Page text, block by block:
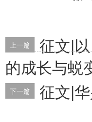
上一篇
征文|
的成长与蜕
下一篇 征文|